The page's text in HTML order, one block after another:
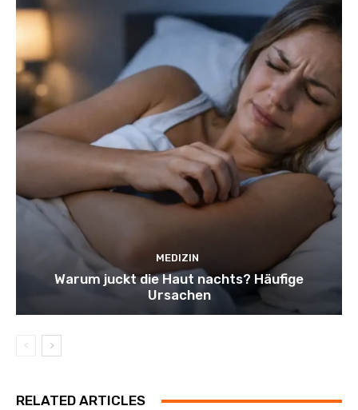
MEDIZIN
Warum juckt die Haut nachts? Häufige
Ursachen
RELATED ARTICLES